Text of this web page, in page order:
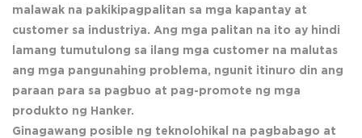
malawak na pakikipagpalitan sa mga kapantay at
customer sa industriya. Ang mga palitan na ito ay hindi
lamang tumutulong sa ilang mga customer na malutas
ang mga pangunahing problema, ngunit itinuro din ang
paraan para sa pagbuo at pag-promote ng mga
produkto ng Hanker.
Ginagawang posible ng teknolohikal na pagbabago at